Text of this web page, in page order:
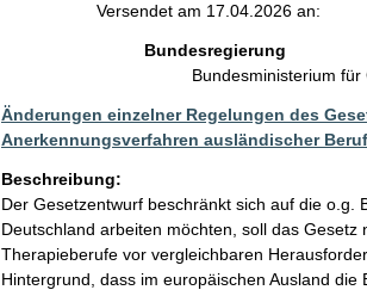
Versendet am 17.04.2026 an:
Bundesregierung
Bundesministerium
Änderungen einzelner Regelungen des
Anerkennungsverfahren ausländischer
Beschreibung:
Der Gesetzentwurf beschränkt sich auf die o.g.
Deutschland arbeiten möchten, soll das
Therapieberufe vor vergleichbaren
Hintergrund, dass im europäischen Ausland